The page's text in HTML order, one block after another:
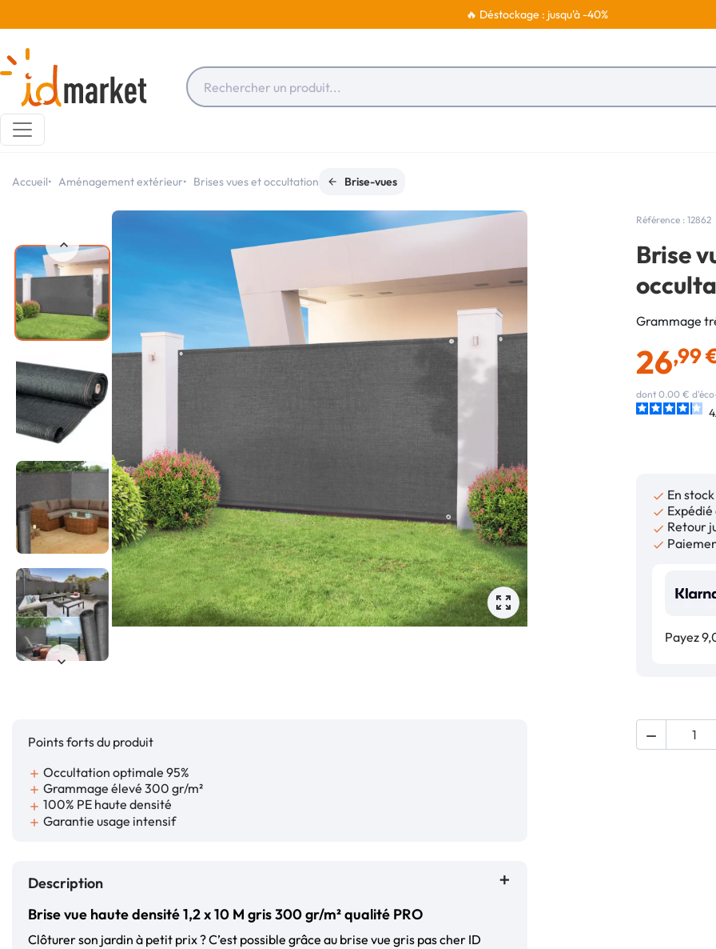
🔥 Déstockage : jusqu'à -40%
Accueil Aménagement extérieur Brises vues et occultation Brise-vues
Points forts du produit
add Occultation optimale 95%
add Grammage élevé 300 gr/m²
add 100% PE haute densité
add Garantie usage intensif
Description
Brise vue haute densité 1,2 x 10 M gris 300 gr/m² qualité PRO
Clôturer son jardin à petit prix ? C’est possible grâce au brise vue gris pas cher ID
Référence : 12862
Brise
Grammage
26,99
dont 0.00 €
 En stock

 Retour

Payez
